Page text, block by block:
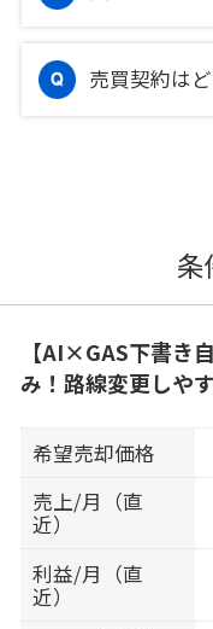
売買契約は
条
【AI×GAS下書き
み！路線変更しや
希望売却価格
売上/月（直
近）
利益/月（直
近）